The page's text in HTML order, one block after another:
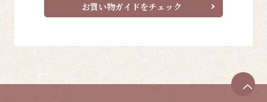
お買い物ガイドをチェック
ペ